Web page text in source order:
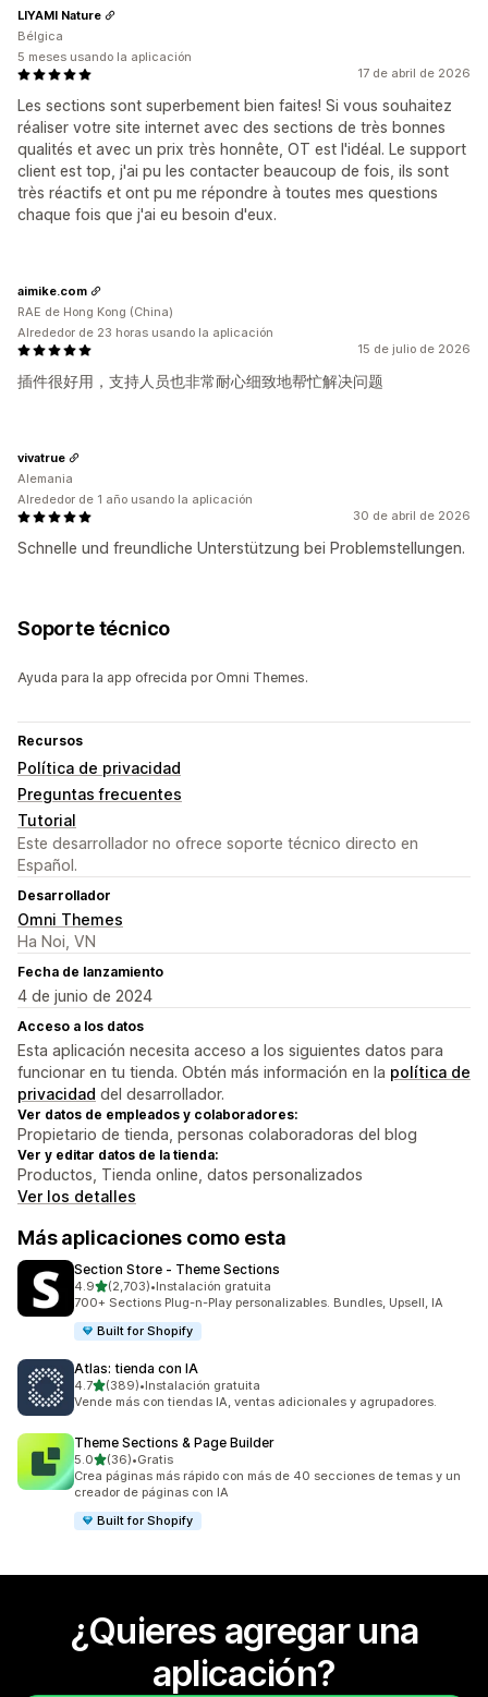
17 de abril de 2026
Les sections sont superbement bien faites! Si vous souhaitez
réaliser votre site internet avec des sections de très bonnes
qualités et avec un prix très honnête, OT est l'idéal. Le support
client est top, j'ai pu les contacter beaucoup de fois, ils sont
très réactifs et ont pu me répondre à toutes mes questions
chaque fois que j'ai eu besoin d'eux.
LIYAMI Nature
Bélgica
5 meses usando la aplicación
15 de julio de 2026
插件很好用，支持人员也非常耐心细致地帮忙解决问题
aimike.com
RAE de Hong Kong (China)
Alrededor de 23 horas usando la aplicación
30 de abril de 2026
Schnelle und freundliche Unterstützung bei Problemstellungen.
vivatrue
Alemania
Alrededor de 1 año usando la aplicación
Soporte técnico
Ayuda para la app ofrecida por Omni Themes.
Recursos
Política de privacidad
Preguntas frecuentes
Tutorial
Este desarrollador no ofrece soporte técnico directo en
Español.
Desarrollador
Omni Themes
Ha Noi, VN
Fecha de lanzamiento
4 de junio de 2024
Acceso a los datos
Esta aplicación necesita acceso a los siguientes datos para
funcionar en tu tienda. Obtén más información en la política de
privacidad del desarrollador.
Ver datos de empleados y colaboradores:
Propietario de tienda, personas colaboradoras del blog
Ver y editar datos de la tienda:
Productos, Tienda online, datos personalizados
Ver los detalles
Más aplicaciones como esta
Section Store ‑ Theme Sections
4.9de 5 estrellas
(2,703)
2703 reseñas en total
•Instalación gratuita
700+ Sections Plug-n-Play personalizables. Bundles, Upsell, IA
Built for Shopify
Atlas: tienda con IA
4.7de 5 estrellas
(389)
389 reseñas en total
•Instalación gratuita
Vende más con tiendas IA, ventas adicionales y agrupadores.
Theme Sections & Page Builder
5.0de 5 estrellas
(36)
36 reseñas en total
•Gratis
Crea páginas más rápido con más de 40 secciones de temas y un
creador de páginas con IA
Built for Shopify
¿Quieres agregar una
aplicación?